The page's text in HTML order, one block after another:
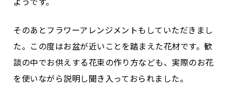
ようです。
そのあとフラワーアレンジメントもしていただきまし
た。この度はお盆が近いことを踏まえた花材です。歓
談の中でお供えする花束の作り方なども、実際のお花
を使いながら説明し聞き入っておられました。